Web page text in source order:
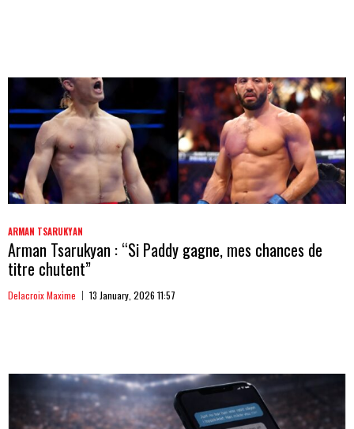
ARMAN TSARUKYAN
Arman Tsarukyan : “Si Paddy gagne, mes chances de
titre chutent”
Delacroix Maxime 13 January, 2026 11:57